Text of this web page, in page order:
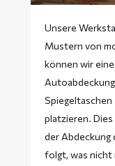
Unsere
Mustern von
können wir
Spiegeltaschen
platzieren.
der Abdeckung
folgt, was nicht